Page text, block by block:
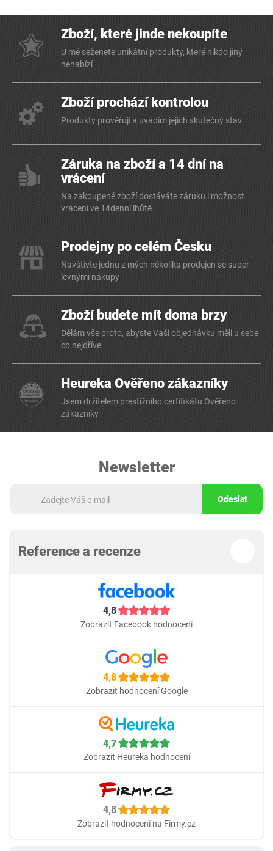
Zboží, které jinde nekoupíte
U mě seženete unikátní produkty, které nikdo jiný
nenabízí
Zboží prochází kontrolou
Produkty prověřuji a uvádím jejich skutečný stav
Záruka na zboží a 14 dní na
vrácení
Na zakoupené zboží dostáváte záruku i možnost
vrácení ve 14denní lhůtě
Prodejny po celém Česku
Navštivte jednu z mých několika prodejen se super
levnými nákupy
Zboží budete mít doma brzy
Dělám vše proto, abyste Vaši objednávku měli u sebe
co nejdříve
Heureka Ověřeno zákazníky
Jsem držitelem prestižního certifikátu Ověřeno
zákazníky
Newsletter
Odeslat
Reference a recenze
4,8
Zobrazit Facebook hodnocení
4,8
Zobrazit hodnocení Google
4,7
Zobrazit Heureka hodnocení
4,8
Zobrazit hodnocení na Firmy.cz